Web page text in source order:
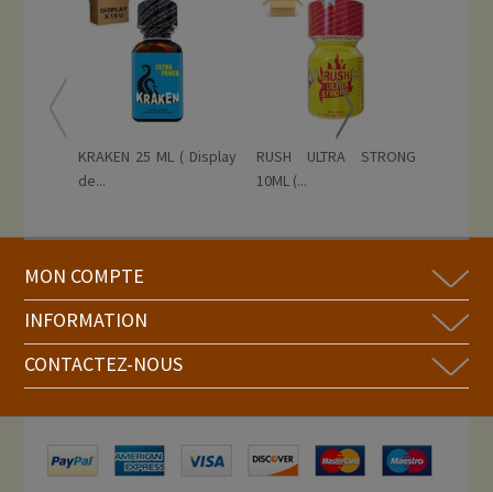
KRAKEN 25 ML ( Display
de...
RUSH ULTRA STRONG
10ML (...
MON COMPTE
INFORMATION
CONTACTEZ-NOUS